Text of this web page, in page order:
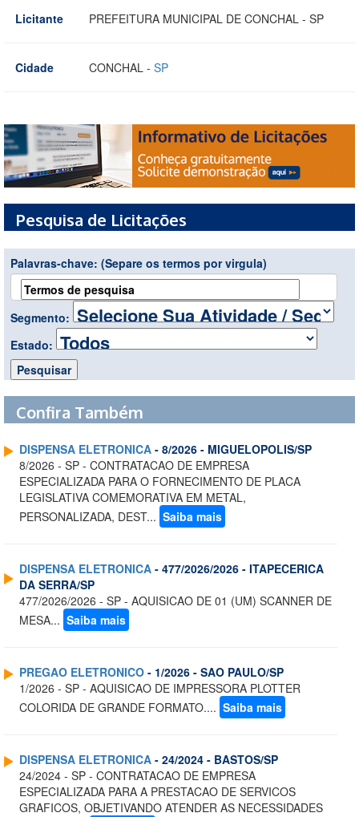
Licitante PREFEITURA MUNICIPAL DE CONCHAL - SP
Cidade CONCHAL - SP
Pesquisa de Licitações
Palavras-chave: (Separe os termos por virgula)
Segmento:
Estado:
Confira Também
DISPENSA ELETRONICA - 8/2026 - MIGUELOPOLIS/SP
8/2026 - SP - CONTRATACAO DE EMPRESA
ESPECIALIZADA PARA O FORNECIMENTO DE PLACA
LEGISLATIVA COMEMORATIVA EM METAL,
PERSONALIZADA, DEST... Saiba mais
DISPENSA ELETRONICA - 477/2026/2026 - ITAPECERICA
DA SERRA/SP
477/2026/2026 - SP - AQUISICAO DE 01 (UM) SCANNER DE
MESA... Saiba mais
PREGAO ELETRONICO - 1/2026 - SAO PAULO/SP
1/2026 - SP - AQUISICAO DE IMPRESSORA PLOTTER
COLORIDA DE GRANDE FORMATO.... Saiba mais
DISPENSA ELETRONICA - 24/2024 - BASTOS/SP
24/2024 - SP - CONTRATACAO DE EMPRESA
ESPECIALIZADA PARA A PRESTACAO DE SERVICOS
GRAFICOS, OBJETIVANDO ATENDER AS NECESSIDADES